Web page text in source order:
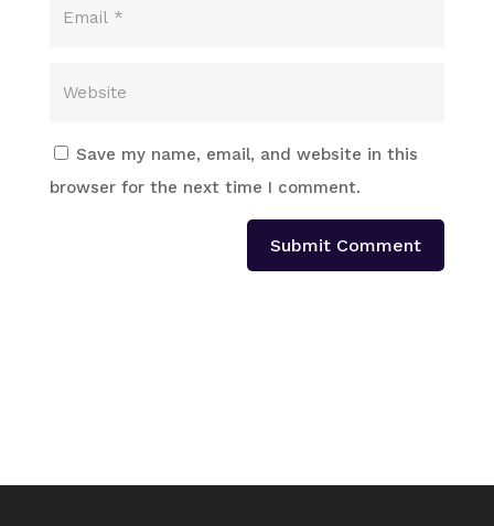
Save my name, email, and website in this
browser for the next time I comment.
Submit Comment